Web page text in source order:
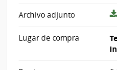
Archivo adjunto
Lugar de compra